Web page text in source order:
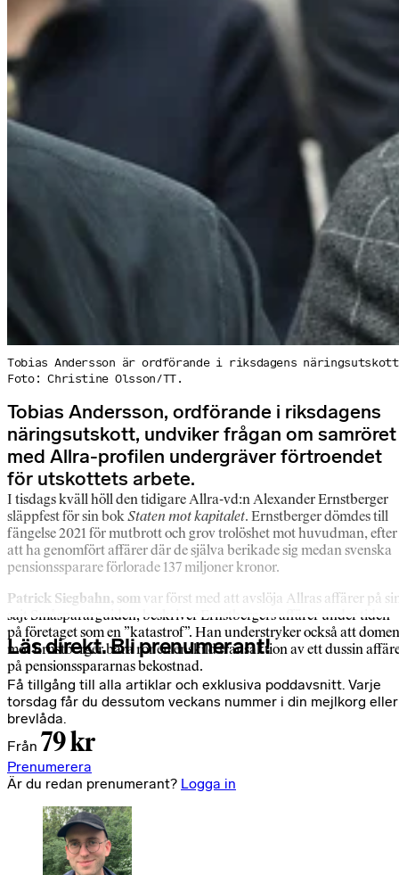
Tobias Andersson är ordförande i riksdagens
Foto: Christine Olsson/TT.
Tobias Andersson, ordförande i riksdagens
näringsutskott, undviker frågan om samröret
med Allra-profilen undergräver förtroendet
för utskottets arbete.
I tisdags kväll höll den tidigare Allra-vd:n Alexander Ernstberger
släppfest för sin bokStaten mot kapitalet. Ernstberger dömdes till
fängelse 2021 för mutbrott och grov trolöshet mot huvudman, efter
att ha genomfört affärer där de själva berikade sig medan svenska
pensionssparare förlorade 137 miljoner kronor.
Patrick Siegbahn, somvar först med att avslöja Allras affärer på
sajt Småspararguiden, beskriver Ernstbergers affärer under tiden
på företaget som en ”katastrof”. Han understryker också att domen
mot Ernstberger bara rör en enskild transaktion av ett dussin
på pensionsspararnas bekostnad.
Läs direkt. Bli prenumerant!
Få tillgång till alla artiklar och exklusiva poddavsnitt. Varje
torsdag får du dessutom veckans nummer i din mejlkorg eller
brevlåda.
Från 79 kr
Prenumerera
Är du redan prenumerant? Logga in